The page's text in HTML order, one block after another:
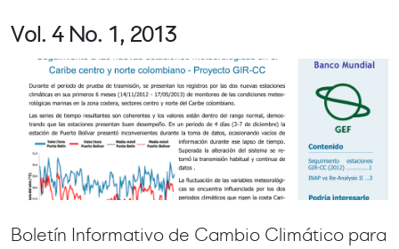
Vol. 4 No. 1, 2013
Boletín Informativo de Cambio Climático para